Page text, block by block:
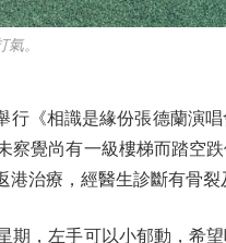
。
《相識是緣份張德蘭演唱
覺尚有一級樓梯而踏空
治療，經醫生診斷有骨裂
，左手可以小郁動，希